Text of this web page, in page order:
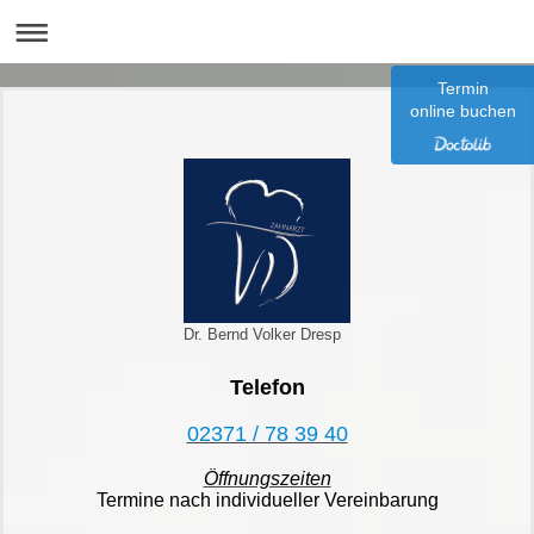
Termin
online buchen
Dr. Bernd Volker Dresp
Telefon
02371 / 78 39 40
Öffnungszeiten
Termine nach individueller Vereinbarung